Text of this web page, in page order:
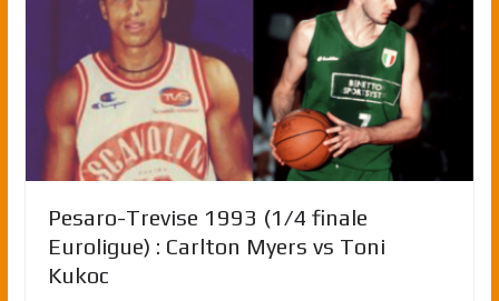
Pesaro-Trevise 1993 (1/4 finale
Euroligue) : Carlton Myers vs Toni
Kukoc